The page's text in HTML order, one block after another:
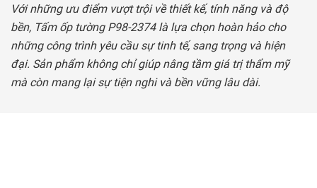
Với những ưu điểm vượt trội về thiết kế, tính năng và độ
bền, Tấm ốp tường P98-2374 là lựa chọn hoàn hảo cho
những công trình yêu cầu sự tinh tế, sang trọng và hiện
đại. Sản phẩm không chỉ giúp nâng tầm giá trị thẩm mỹ
mà còn mang lại sự tiện nghi và bền vững lâu dài.